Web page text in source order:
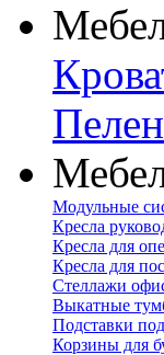
Модульные
Кресла
Кресла для
Кресла для
Стеллажи
Выкатные
Подставки
Корзины для